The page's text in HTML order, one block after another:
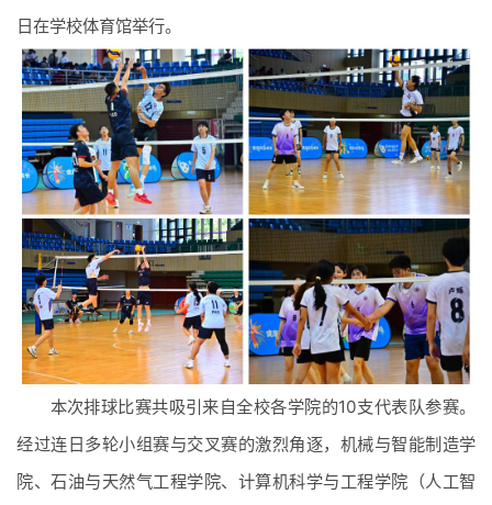
师资队伍 本科生
研究生
国际学生
继续教育
学科建设 科学研究 学术期刊
日在学校体育馆举行。
本次排球比赛共吸引来自全校各学院的10支代表队参赛。
经过连日多轮小组赛与交叉赛的激烈角逐，机械与智能制造学
院、石油与天然气工程学院、计算机科学与工程学院（人工智